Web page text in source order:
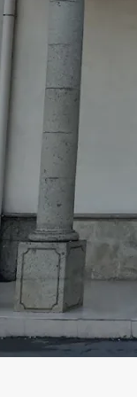
Salón Las
familias en la
opciones
¡Hagamos que tu
Leer más